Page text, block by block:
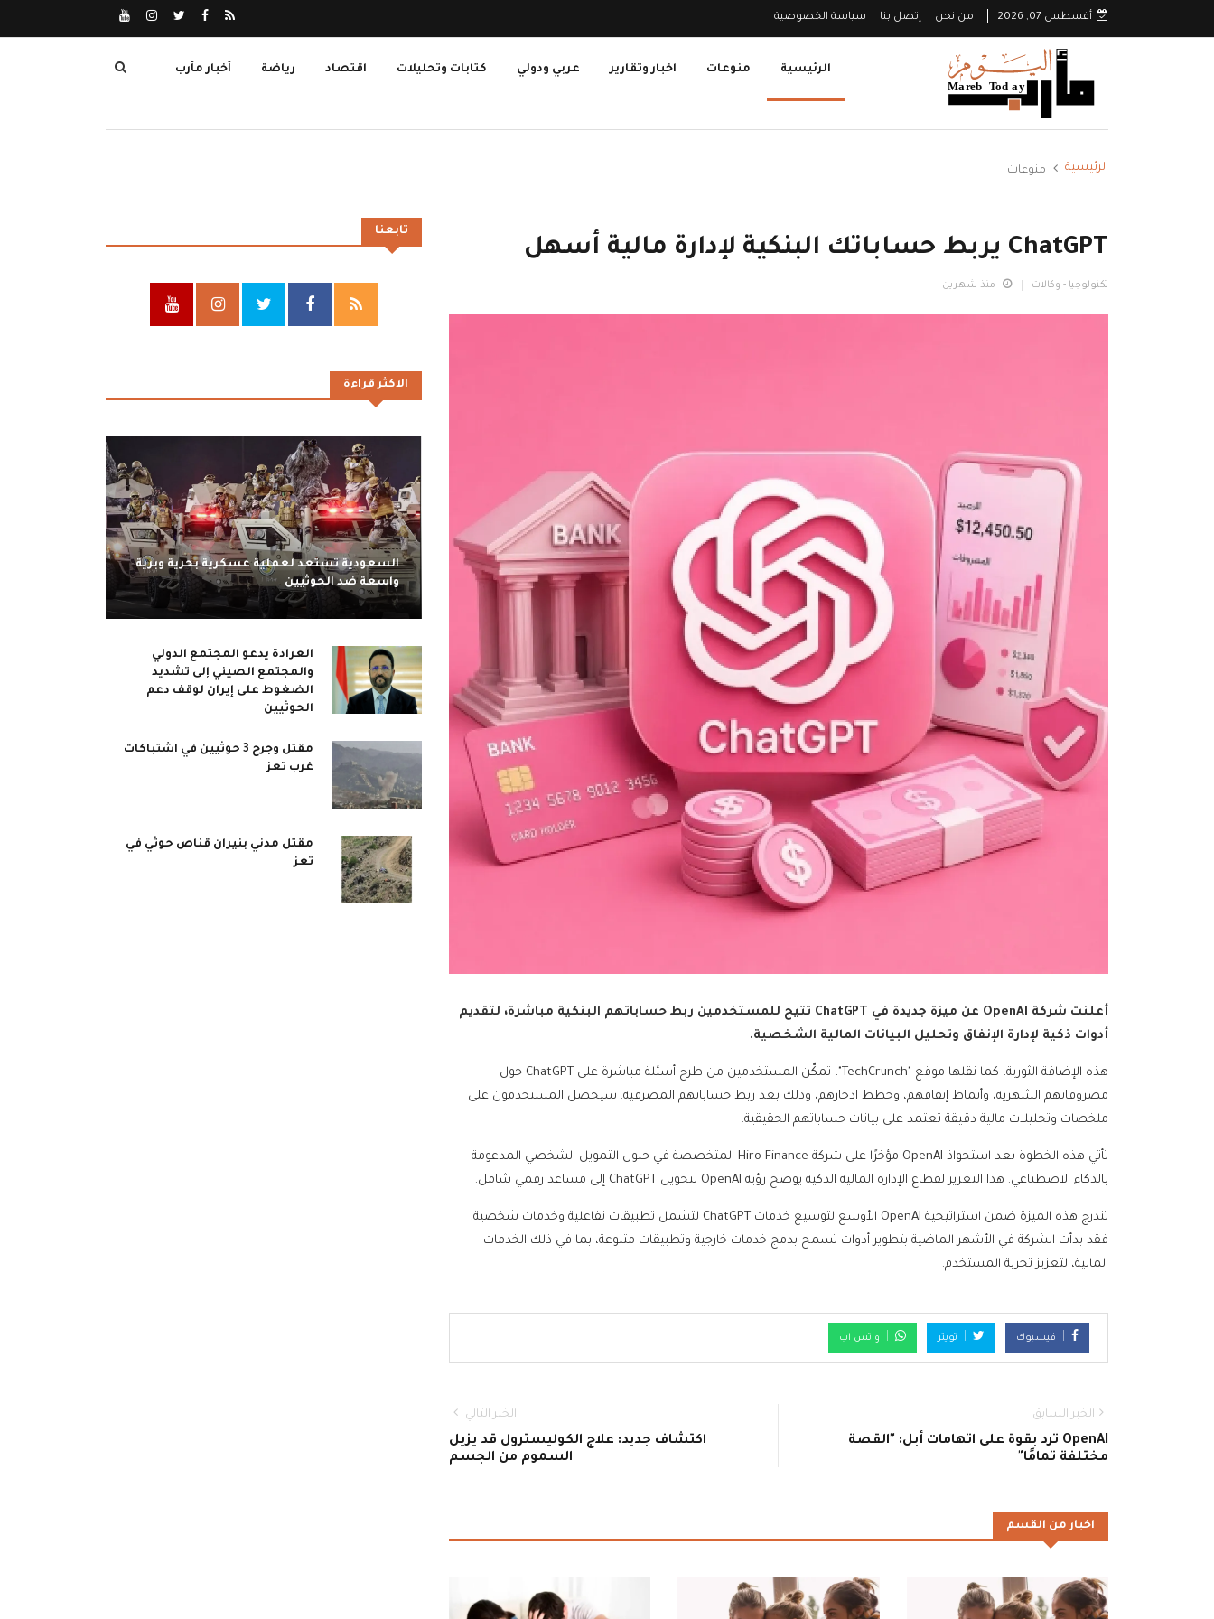
أغسطس 07, 2026 من نحن إتصل بنا سياسة الخصوصية
الرئيسية منوعات اخبار وتقارير عربي ودولي كتابات وتحليلات اقتصاد رياضة أخبار مأرب
الرئيسية منوعات
ChatGPT يربط حساباتك البنكية لإدارة مالية أسهل
تكنولوجيا - وكالات منذ شهرين
أعلنت شركة OpenAI عن ميزة جديدة في ChatGPT تتيح للمستخدمين ربط حساباتهم البنكية مباشرة، لتقديم
أدوات ذكية لإدارة الإنفاق وتحليل البيانات المالية الشخصية.
هذه الإضافة الثورية، كما نقلها موقع "TechCrunch"، تمكّن المستخدمين من طرح أسئلة مباشرة على ChatGPT حول
مصروفاتهم الشهرية، وأنماط إنفاقهم، وخطط ادخارهم، وذلك بعد ربط حساباتهم المصرفية. سيحصل المستخدمون على
ملخصات وتحليلات مالية دقيقة تعتمد على بيانات حساباتهم الحقيقية.
تأتي هذه الخطوة بعد استحواذ OpenAI مؤخرًا على شركة Hiro Finance المتخصصة في حلول التمويل الشخصي المدعومة
بالذكاء الاصطناعي. هذا التعزيز لقطاع الإدارة المالية الذكية يوضح رؤية OpenAI لتحويل ChatGPT إلى مساعد رقمي شامل.
تندرج هذه الميزة ضمن استراتيجية OpenAI الأوسع لتوسيع خدمات ChatGPT لتشمل تطبيقات تفاعلية وخدمات شخصية.
فقد بدأت الشركة في الأشهر الماضية بتطوير أدوات تسمح بدمج خدمات خارجية وتطبيقات متنوعة، بما في ذلك الخدمات
المالية، لتعزيز تجربة المستخدم.
فيسبوك تويتر واتس اب
الخبر السابق
OpenAI ترد بقوة على اتهامات أبل: "القصة
مختلفة تمامًا"
الخبر التالي
اكتشاف جديد: علاج الكوليسترول قد يزيل
السموم من الجسم
اخبار من القسم
تابعنا
الاكثر قراءة
السعودية تستعد لعملية عسكرية بحرية وبرية
واسعة ضد الحوثيين
العرادة يدعو المجتمع الدولي
والمجتمع الصيني إلى تشديد
الضغوط على إيران لوقف دعم
الحوثيين
مقتل وجرح 3 حوثيين في اشتباكات
غرب تعز
مقتل مدني بنيران قناص حوثي في
تعز